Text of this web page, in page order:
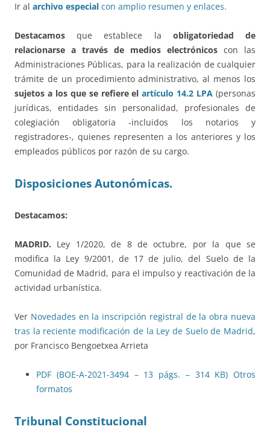
Ir al archivo especial con amplio resumen y enlaces.
Destacamos que establece la obligatoriedad de
relacionarse a través de medios electrónicos con las
Administraciones Públicas, para la realización de cualquier
trámite de un procedimiento administrativo, al menos los
sujetos a los que se refiere elartículo 14.2 LPA (personas
jurídicas, entidades sin personalidad, profesionales de
colegiación obligatoria -incluidos los notarios y
registradores-, quienes representen a los anteriores y los
empleados públicos por razón de su cargo.
Disposiciones Autonómicas.
Destacamos:
MADRID. Ley 1/2020, de 8 de octubre, por la que se
modifica la Ley 9/2001, de 17 de julio, del Suelo de la
Comunidad de Madrid, para el impulso y reactivación de la
actividad urbanística.
Ver Novedades en la inscripción registral de la obra nueva
tras la reciente modificación de la Ley de Suelo de Madrid,
por Francisco Bengoetxea Arrieta
PDF (BOE-A-2021-3494 – 13 págs. – 314 KB) Otros
formatos
Tribunal Constitucional